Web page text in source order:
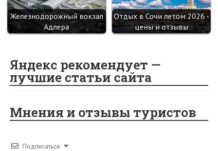
Железнодорожный вокзал
Адлера
Отдых в Сочи летом 2026 -
цены и отзывы
Яндекс рекомендует —
лучшие статьи сайта
Мнения и отзывы туристов
Подписаться